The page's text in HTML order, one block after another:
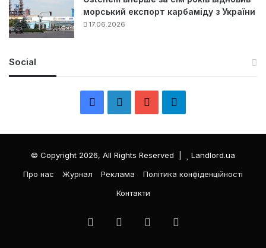
морський експорт карбаміду з України
17.06.2026
Social
c
e
n
k
e
T
л
е
р
© Copyright 2026, All Rights Reserved |
Landlord.ua
Про нас
Журнал Реклама
Політика конфіденційності
Контакти
FacebookLinkedInYouTube